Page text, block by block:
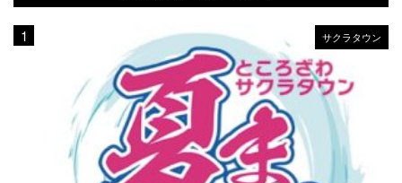
サクラタウン